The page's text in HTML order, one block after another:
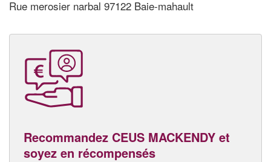
Rue merosier narbal 97122 Baie-mahault
Recommandez CEUS MACKENDY et
soyez en récompensés